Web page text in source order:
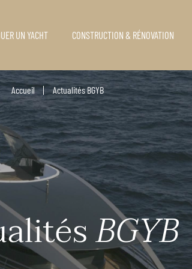
UN YACHT CONSTRUCTION & RÉNOVATION
Accueil Actualités BGYB
BGYB